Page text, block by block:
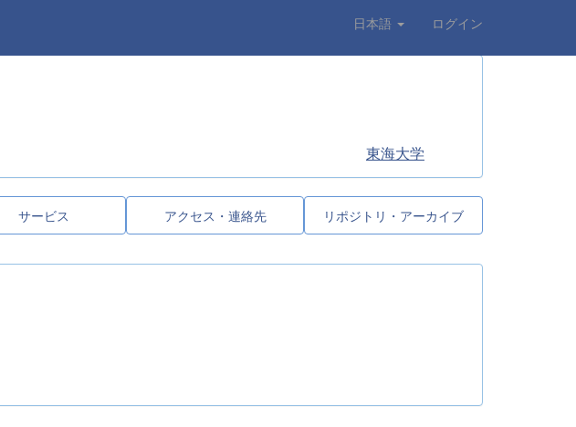
日本語 ログイン
東海大学
サービス アクセス・連絡先 リポジトリ・アーカイブ